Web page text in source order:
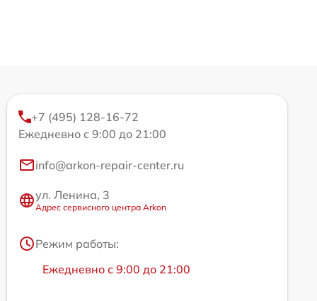
+7 (495) 128-16-72
Ежедневно с 9:00 до 21:00
info@arkon-repair-center.ru
ул. Ленина, 3
Адрес сервисного центра Arkon
Режим работы:
Ежедневно с 9:00 до 21:00